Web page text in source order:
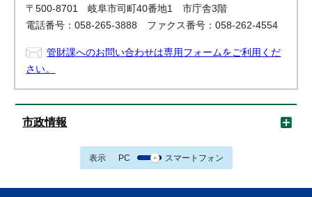
〒500-8701 岐阜市司町40番地1 市庁舎3階
電話番号：058-265-3888 ファクス番号：058-262-4554
管財課へのお問い合わせは専用フォームをご利用くだ
さい。
市政情報
表示 PC スマートフォン